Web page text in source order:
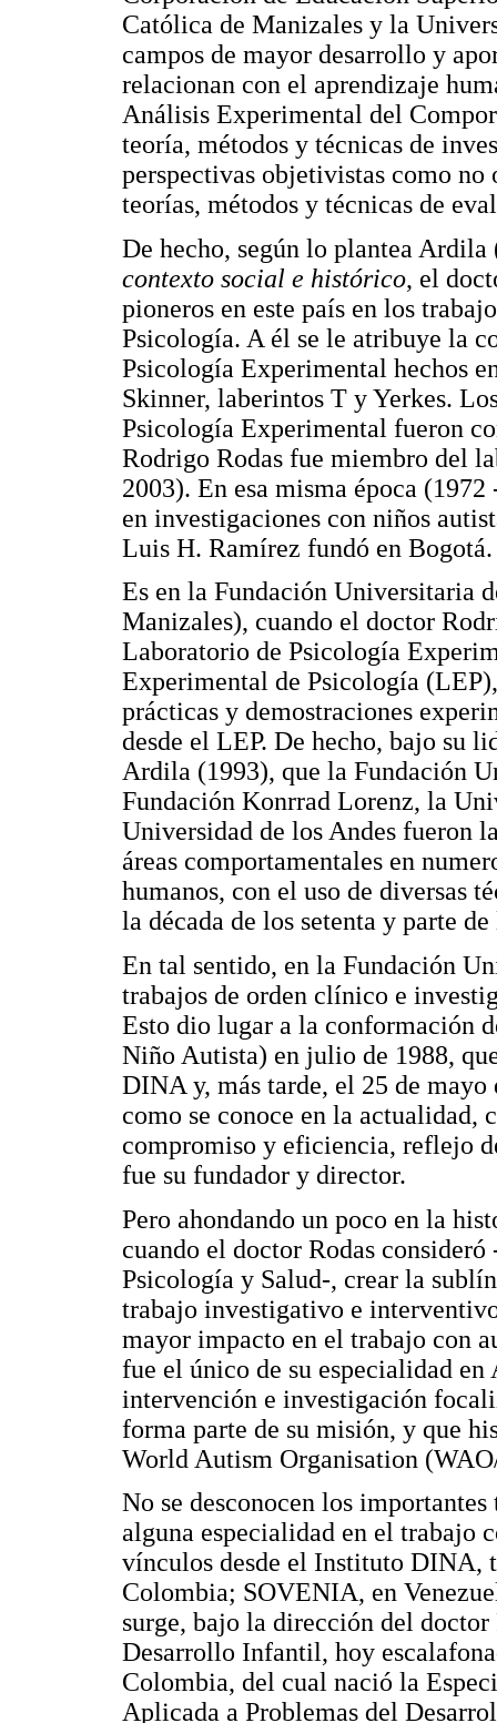
Católica de Manizales y la
campos de mayor desarrollo y
relacionan con el aprendizaje
Análisis Experimental del
teoría, métodos y técnicas de
perspectivas objetivistas como
teorías, métodos y técnicas de
De hecho, según lo plantea
contexto social e histórico, el
pioneros en este país en los
Psicología. A él se le atribuye la
Psicología Experimental hechos
Skinner, laberintos T y Yerkes.
Psicología Experimental fueron
Rodrigo Rodas fue miembro del
2003). En esa misma época
en investigaciones con niños
Luis H. Ramírez fundó en Bogotá.
Es en la Fundación Universitaria
Manizales), cuando el doctor
Laboratorio de Psicología
Experimental de Psicología
prácticas y demostraciones
desde el LEP. De hecho, bajo su
Ardila (1993), que la Fundación
Fundación Konrrad Lorenz, la
Universidad de los Andes fueron
áreas comportamentales en
humanos, con el uso de diversas
la década de los setenta y parte
En tal sentido, en la Fundación
trabajos de orden clínico e
Esto dio lugar a la conformación
Niño Autista) en julio de 1988,
DINA y, más tarde, el 25 de
como se conoce en la actualidad,
compromiso y eficiencia, reflejo
fue su fundador y director.
Pero ahondando un poco en la
cuando el doctor Rodas
Psicología y Salud-, crear la
trabajo investigativo e
mayor impacto en el trabajo con
fue el único de su especialidad
intervención e investigación
forma parte de su misión, y que
World Autism Organisation
No se desconocen los
alguna especialidad en el trabajo
vínculos desde el Instituto DINA,
Colombia; SOVENIA, en
surge, bajo la dirección del
Desarrollo Infantil, hoy
Colombia, del cual nació la
Aplicada a Problemas del